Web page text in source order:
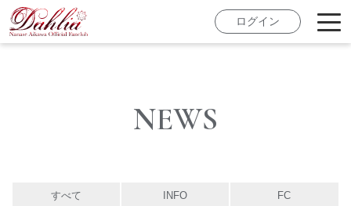
ログイン
NEWS
すべて INFO FC